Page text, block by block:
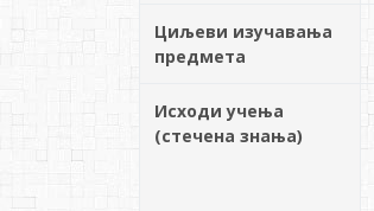
Циљеви изучавања
предмета
Исходи учења
(стечена знања)